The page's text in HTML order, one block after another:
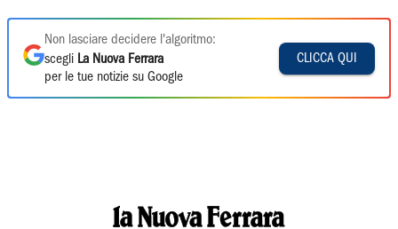
Non lasciare decidere l'algoritmo:
scegli La Nuova Ferrara
per le tue notizie su Google
CLICCA QUI